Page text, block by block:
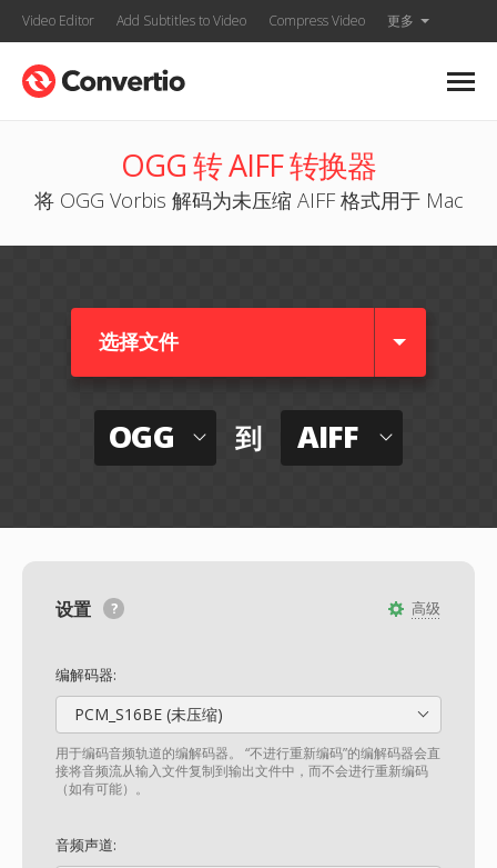
Video Editor Add Subtitles to Video Compress Video 更多
OGG 转 AIFF 转换器
将 OGG Vorbis 解码为未压缩 AIFF 格式用于 Mac
选择文件
OGG 到 AIFF
高级
设置
编解码器:
PCM_S16BE (未压缩)
用于编码音频轨道的编解码器。 “不进行重新编码”的编解码器会直
接将音频流从输入文件复制到输出文件中，而不会进行重新编码
（如有可能）。
音频声道: